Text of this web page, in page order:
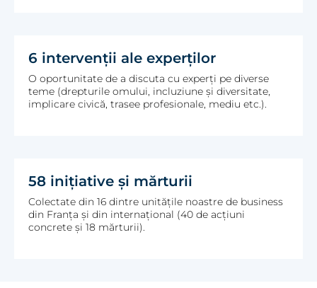
6 intervenții ale experților
O oportunitate de a discuta cu experți pe diverse
teme (drepturile omului, incluziune și diversitate,
implicare civică, trasee profesionale, mediu etc.).
58 inițiative și mărturii
Colectate din 16 dintre unitățile noastre de business
din Franța și din internațional (40 de acțiuni
concrete și 18 mărturii).